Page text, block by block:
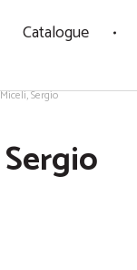
Catalogue
Miceli, Sergio